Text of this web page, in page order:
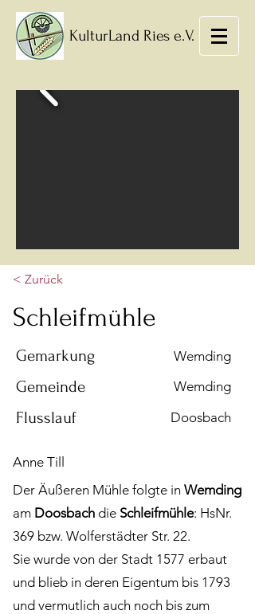
KulturLand Ries e.V.
< Zurück
Schleifmühle
Wemding
Gemarkung
Wemding
Gemeinde
Doosbach
Flusslauf
Anne Till
Der Äußeren Mühle folgte in Wemding
am Doosbach die Schleifmühle: HsNr.
369 bzw. Wolferstädter Str. 22.
Sie wurde von der Stadt 1577 erbaut
und blieb in deren Eigentum bis 1793
und vermutlich auch noch bis zum